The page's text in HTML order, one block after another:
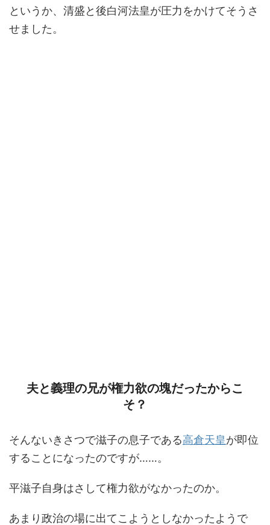
というか、清盛と後白河法皇が圧力をかけてそうさ
せました。
夫と義理の兄が権力欲の塊だったからこ
そ？
そんないきさつで滋子の息子である高倉天皇が即位
することになったのですが……。
平滋子自身はさして権力欲がなかったのか。
あまり政治の場に出てこようとしなかったようで